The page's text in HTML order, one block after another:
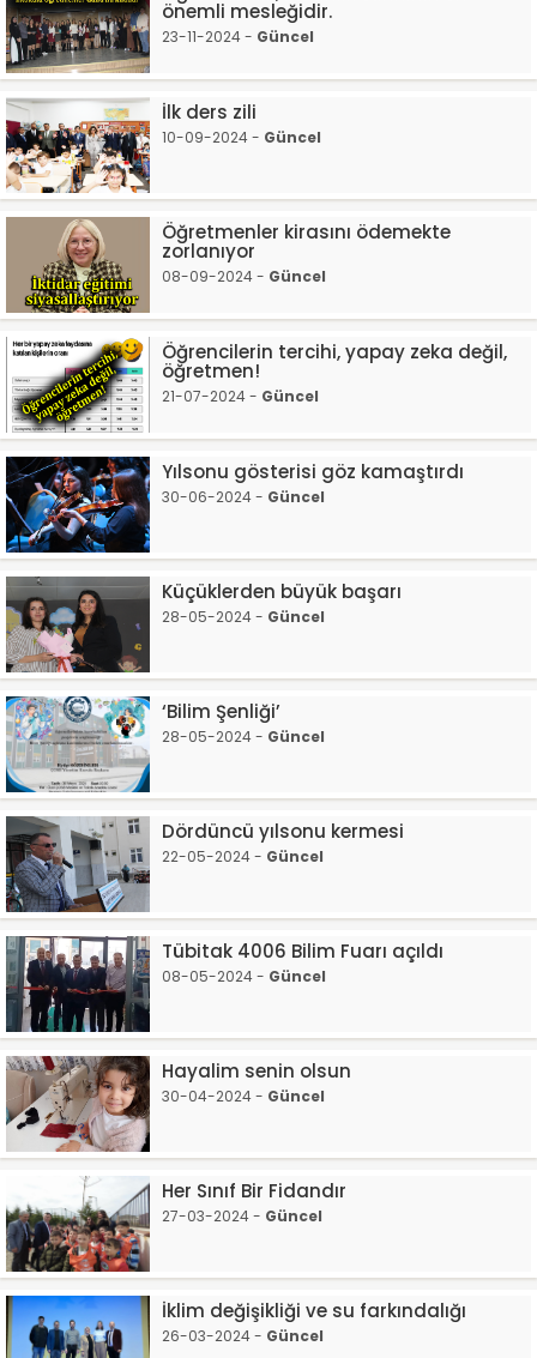
önemli mesleğidir.
23-11-2024 - Güncel
İlk ders zili
10-09-2024 - Güncel
Öğretmenler kirasını ödemekte
zorlanıyor
08-09-2024 - Güncel
Öğrencilerin tercihi, yapay zeka değil,
öğretmen!
21-07-2024 - Güncel
Yılsonu gösterisi göz kamaştırdı
30-06-2024 - Güncel
Küçüklerden büyük başarı
28-05-2024 - Güncel
‘Bilim Şenliği’
28-05-2024 - Güncel
Dördüncü yılsonu kermesi
22-05-2024 - Güncel
Tübitak 4006 Bilim Fuarı açıldı
08-05-2024 - Güncel
Hayalim senin olsun
30-04-2024 - Güncel
Her Sınıf Bir Fidandır
27-03-2024 - Güncel
İklim değişikliği ve su farkındalığı
26-03-2024 - Güncel